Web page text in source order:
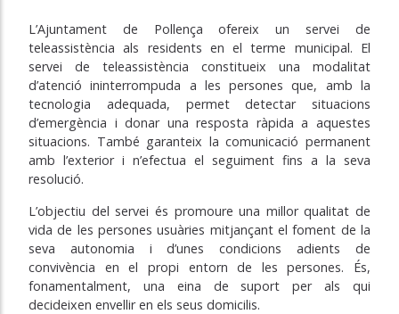
L’Ajuntament de Pollença ofereix un servei de
teleassistència als residents en el terme municipal. El
servei de teleassistència constitueix una modalitat
d’atenció ininterrompuda a les persones que, amb la
tecnologia adequada, permet detectar situacions
d’emergència i donar una resposta ràpida a aquestes
situacions. També garanteix la comunicació permanent
amb l’exterior i n’efectua el seguiment fins a la seva
resolució.
L’objectiu del servei és promoure una millor qualitat de
vida de les persones usuàries mitjançant el foment de la
seva autonomia i d’unes condicions adients de
convivència en el propi entorn de les persones. És,
fonamentalment, una eina de suport per als qui
decideixen envellir en els seus domicilis.